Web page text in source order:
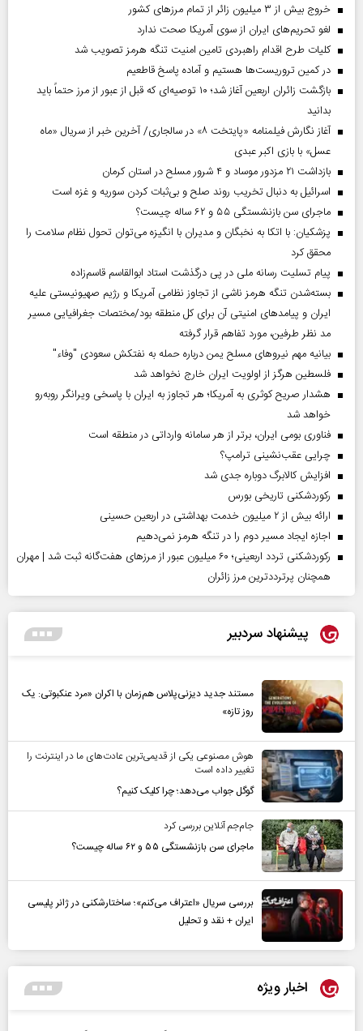
خروج بیش از ۳ میلیون زائر از تمام مرز‌های کشور
لغو تحریم‌های ایران از سوی آمریکا صحت ندارد
کلیات طرح اقدام راهبردی تامین امنیت تنگه هرمز تصویب شد
در کمین تروریست‌ها هستیم و آماده پاسخ قاطعیم
بازگشت زائران اربعین آغاز شد؛ ۱۰ توصیه‌ای که قبل از عبور از مرز حتماً باید
بدانید
آغاز نگارش فیلمنامه «پایتخت ۸» در سالجاری/ آخرین خبر از سریال «ماه
عسل» با بازی اکبر عبدی
بازداشت ۲۱ مزدور موساد و ۴ شرور مسلح در استان کرمان
اسرائیل به دنبال تخریب روند صلح و بی‌ثبات کردن سوریه و غزه است
ماجرای سن بازنشستگی ۵۵ و ۶۲ ساله چیست؟
پزشکیان: با اتکا به نخبگان و مدیران با انگیزه می‌توان تحول نظام سلامت را
محقق کرد
پیام تسلیت رسانه ملی در پی درگذشت استاد ابوالقاسم قاسم‌زاده
بسته‌شدن تنگه هرمز ناشی از تجاوز نظامی آمریکا و رژیم صهیونیستی علیه
ایران و پیامد‌های امنیتی آن برای کل منطقه بود/مختصات جغرافیایی مسیر
مد نظر طرفین، مورد تفاهم قرار گرفته
بیانیه مهم نیروهای مسلح یمن درباره حمله به نفتکش سعودی "وفاء"
فلسطین هرگز از اولویت ایران خارج نخواهد شد
هشدار صریح کوثری به آمریکا؛ هر تجاوز به ایران با پاسخی ویرانگر روبه‌رو
خواهد شد
فناوری بومی ایران، برتر از هر سامانه وارداتی در منطقه است
چرایی عقب‌نشینی ترامپ؟
افزایش کالابرگ دوباره جدی شد
رکوردشکنی تاریخی بورس
ارائه بیش از ۲ میلیون خدمت بهداشتی در اربعین حسینی
اجازه ایجاد مسیر دوم را در تنگه هرمز نمی‌دهیم
رکوردشکنی تردد اربعینی؛ ۶۰ میلیون عبور از مرزهای هفت‌گانه ثبت شد | مهران
همچنان پرترددترین مرز زائران
پیشنهاد سردبیر
مستند جدید دیزنی‌پلاس هم‌زمان با اکران «مرد عنکبوتی: یک
روز تازه»
هوش مصنوعی یکی از قدیمی‌ترین عادت‌های ما در اینترنت را
تغییر داده است
گوگل جواب می‌دهد؛ چرا کلیک کنیم؟
جام‌جم آنلاین بررسی کرد
ماجرای سن بازنشستگی ۵۵ و ۶۲ ساله چیست؟
بررسی سریال «اعتراف می‌کنم»؛ ساختارشکنی در ژانر پلیسی
ایران + نقد و تحلیل
اخبار ویژه